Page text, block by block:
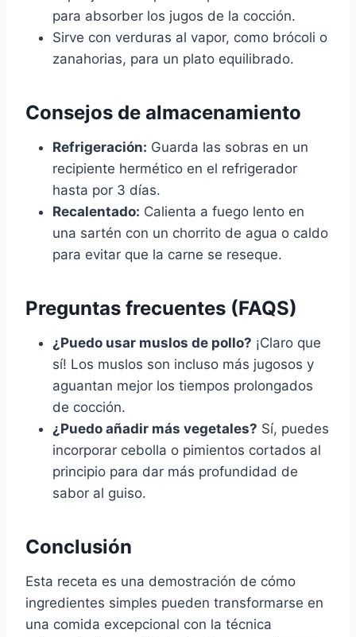
para absorber los jugos de la cocción.
Sirve con verduras al vapor, como brócoli o
zanahorias, para un plato equilibrado.
Consejos de almacenamiento
Refrigeración: Guarda las sobras en un
recipiente hermético en el refrigerador
hasta por 3 días.
Recalentado: Calienta a fuego lento en
una sartén con un chorrito de agua o caldo
para evitar que la carne se reseque.
Preguntas frecuentes (FAQS)
¿Puedo usar muslos de pollo? ¡Claro que
sí! Los muslos son incluso más jugosos y
aguantan mejor los tiempos prolongados
de cocción.
¿Puedo añadir más vegetales? Sí, puedes
incorporar cebolla o pimientos cortados al
principio para dar más profundidad de
sabor al guiso.
Conclusión
Esta receta es una demostración de cómo
ingredientes simples pueden transformarse en
una comida excepcional con la técnica